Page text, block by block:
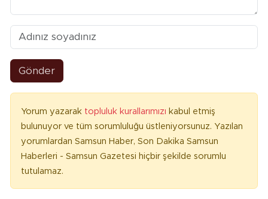
Gönder
Yorum yazarak topluluk kurallarımızı kabul etmiş
bulunuyor ve tüm sorumluluğu üstleniyorsunuz. Yazılan
yorumlardan Samsun Haber, Son Dakika Samsun
Haberleri - Samsun Gazetesi hiçbir şekilde sorumlu
tutulamaz.